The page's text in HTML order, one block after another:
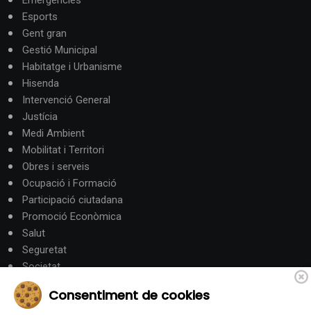
Esports
Gent gran
Gestió Municipal
Habitatge i Urbanisme
Hisenda
Intervenció General
Justícia
Medi Ambient
Mobilitat i Territori
Obres i serveis
Ocupació i Formació
Participació ciutadana
Promoció Econòmica
Salut
Seguretat
Societat
Turisme
Consentiment de cookies